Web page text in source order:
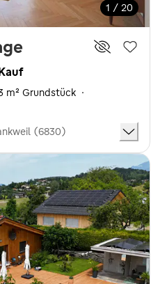
1 / 20
m² Grundstück ·
(6830)